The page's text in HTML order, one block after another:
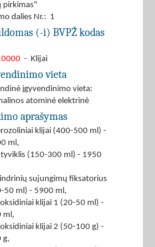
pirkimas"
dalies Nr.: 1
(-i) BVPŽ kodas
- Klijai
vieta
įgyvendinimo vieta:
atominė elektrinė
aprašymas
klijai (400-500 ml) -
ml,
(150-300 ml) - 1950
sujungimų fiksatorius
50 ml) - 5900 ml,
klijai 1 (20-50 ml) -
ml,
klijai 2 (50-100 g) -
g,